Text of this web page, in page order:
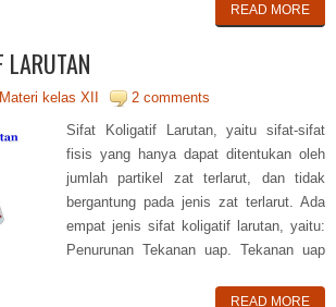
READ MORE
LARUTAN
Materi kelas XII
2 comments
Sifat Koligatif Larutan, yaitu sifat-sifat
fisis yang hanya dapat ditentukan oleh
jumlah partikel zat terlarut, dan tidak
bergantung pada jenis zat terlarut. Ada
empat jenis sifat koligatif larutan, yaitu:
Penurunan Tekanan uap. Tekanan uap
READ MORE